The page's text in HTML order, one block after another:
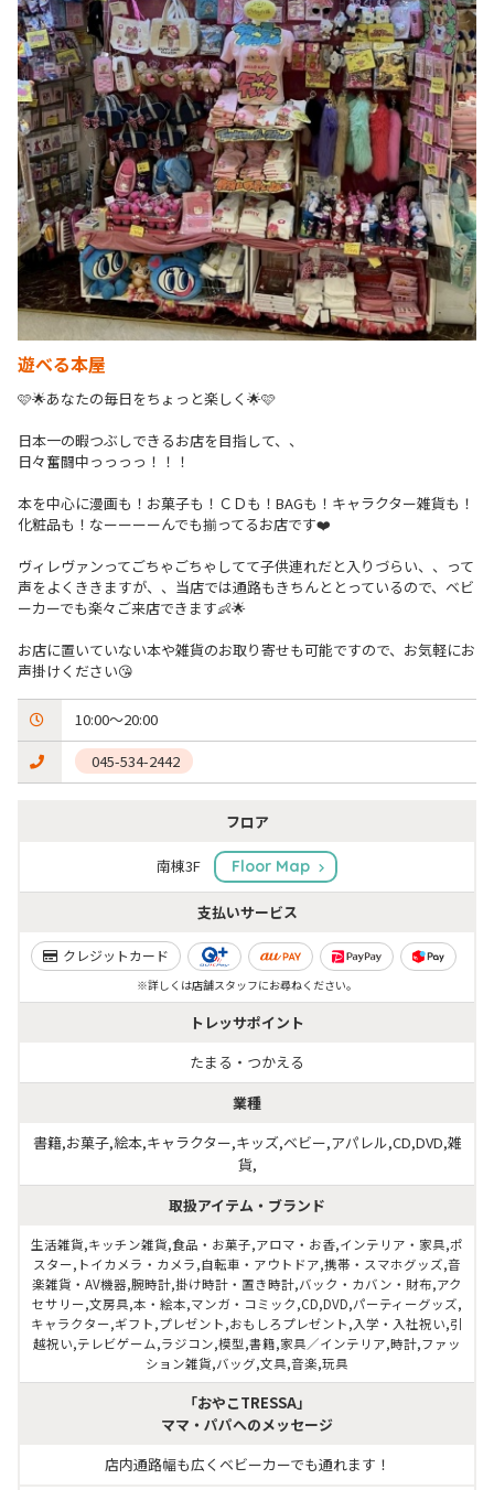
遊べる本屋
🩷🌟あなたの毎日をちょっと楽しく🌟🩷
日本一の暇つぶしできるお店を目指して、、
日々奮闘中っっっっ！！！
本を中心に漫画も！お菓子も！ＣＤも！BAGも！キャラクター雑貨も！
化粧品も！なーーーーんでも揃ってるお店です❤️
ヴィレヴァンってごちゃごちゃしてて子供連れだと入りづらい、、って
声をよくききますが、、当店では通路もきちんととっているので、ベビ
ーカーでも楽々ご来店できます👶🌟
お店に置いていない本や雑貨のお取り寄せも可能ですので、お気軽にお
声掛けください😘
10:00～20:00
045-534-2442
フロア
南棟3F Floor Map
支払いサービス
クレジットカード
※詳しくは店舗スタッフにお尋ねください。
トレッサポイント
たまる・つかえる
業種
書籍,お菓子,絵本,キャラクター,キッズ,ベビー,アパレル,CD,DVD,雑
貨,
取扱アイテム・ブランド
生活雑貨,キッチン雑貨,食品・お菓子,アロマ・お香,インテリア・家具,ポ
スター,トイカメラ・カメラ,自転車・アウトドア,携帯・スマホグッズ,音
楽雑貨・AV機器,腕時計,掛け時計・置き時計,バック・カバン・財布,アク
セサリー,文房具,本・絵本,マンガ・コミック,CD,DVD,パーティーグッズ,
キャラクター,ギフト,プレゼント,おもしろプレゼント,入学・入社祝い,引
越祝い,テレビゲーム,ラジコン,模型,書籍,家具／インテリア,時計,ファッ
ション雑貨,バッグ,文具,音楽,玩具
「おやこTRESSA」
ママ・パパへのメッセージ
店内通路幅も広くベビーカーでも通れます！